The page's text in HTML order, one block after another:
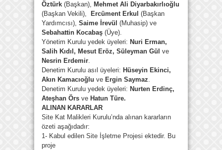
Öztürk (Başkan), Mehmet Ali Diyarbakırlıoğlu
(Başkan Vekili),
Ercüment Erkul (Başkan
Yardımcısı), Saime İrevül (Muhasip) ve
Sebahattin Kocabaş (Üye).
Yönetim Kurulu yedek üyeleri: Nuri Erman,
Salih Kıdıl, Mesut Eröz, Süleyman Gül ve
Nesrin Erdemir.
Denetim Kurulu asıl üyeleri: Hüseyin Ekinci,
Akın Kamacıoğlu ve Ergin Saymaz.
Denetim Kurulu yedek üyeleri: Nurten Erdinç,
Ateşhan Örs ve Hatun Türe.
ALINAN KARARLAR
Site Kat Malikleri Kurulu’nda alınan kararların
özeti aşağıdadır:
1- Kabul edilen Site İşletme Projesi ektedir. Bu
proje